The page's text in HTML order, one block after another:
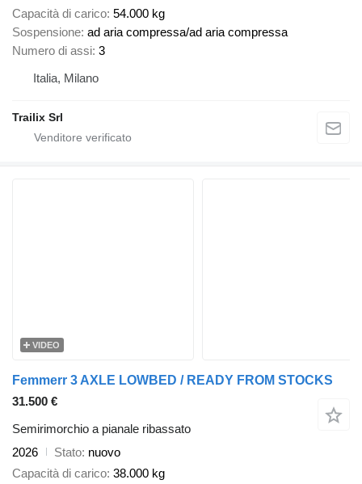
Capacità di carico 54.000 kg
Sospensione ad aria compressa/ad aria compressa
Numero di assi 3
Italia, Milano
Trailix Srl
VIDEO
Femmerr 3 AXLE LOWBED / READY FROM STOCKS
31.500 €
Semirimorchio a pianale ribassato
2026
Stato nuovo
Capacità di carico 38.000 kg